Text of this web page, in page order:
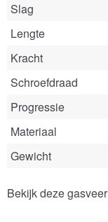
Slag
Lengte
Kracht
Schroefdraad
Progressie
Materiaal
Gewicht
Bekijk deze gasveer